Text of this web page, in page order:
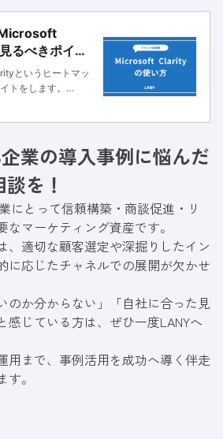
Microsoft
るべきポイン
というヒートマッ
トをします。
のページ内行動（ク
業の導入事例に悩んだ
を！
にとって信頼構築・商談促進・リ
なマーケティング資産です。
、適切な顧客選定や深掘りしたイン
に応じたチャネルでの展開が欠かせ
のか分からない」「自社に合った見
感じている方は、ぜひ一度LANYへ
用まで、事例活用を成功へ導く伴走
。